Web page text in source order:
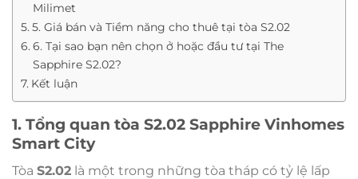
Milimet
5. Giá bán và Tiềm năng cho thuê tại tòa S2.02
6. Tại sao bạn nên chọn ở hoặc đầu tư tại The
Sapphire S2.02?
Kết luận
1. Tổng quan tòa S2.02 Sapphire Vinhomes
Smart City
Tòa S2.02 là một trong những tòa tháp có tỷ lệ lấp